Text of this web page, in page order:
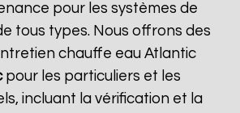
pour les systèmes de
tous types. Nous offrons des
chauffe eau Atlantic
pour les particuliers et les
incluant la vérification et la